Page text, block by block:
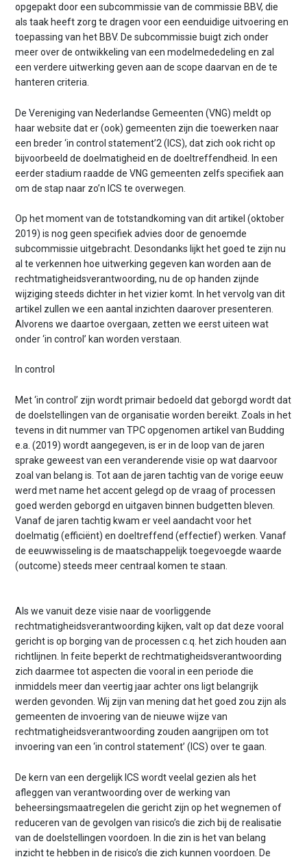
opgepakt door een subcommissie van de commissie BBV, die
als taak heeft zorg te dragen voor een eenduidige uitvoering en
toepassing van het BBV. De subcommissie buigt zich onder
meer over de ontwikkeling van een modelmededeling en zal
een verdere uitwerking geven aan de scope daarvan en de te
hanteren criteria.
De Vereniging van Nederlandse Gemeenten (VNG) meldt op
haar website dat er (ook) gemeenten zijn die toewerken naar
een breder ‘in control statement’2 (ICS), dat zich ook richt op
bijvoorbeeld de doelmatigheid en de doeltreffendheid. In een
eerder stadium raadde de VNG gemeenten zelfs specifiek aan
om de stap naar zo’n ICS te overwegen.
Op het moment van de totstandkoming van dit artikel (oktober
2019) is nog geen specifiek advies door de genoemde
subcommissie uitgebracht. Desondanks lijkt het goed te zijn nu
al te verkennen hoe uitwerking gegeven kan worden aan de
rechtmatigheidsverantwoording, nu de op handen zijnde
wijziging steeds dichter in het vizier komt. In het vervolg van dit
artikel zullen we een aantal inzichten daarover presenteren.
Alvorens we daartoe overgaan, zetten we eerst uiteen wat
onder ‘in control’ kan worden verstaan.
In control
Met ‘in control’ zijn wordt primair bedoeld dat geborgd wordt dat
de doelstellingen van de organisatie worden bereikt. Zoals in het
tevens in dit nummer van TPC opgenomen artikel van Budding
e.a. (2019) wordt aangegeven, is er in de loop van de jaren
sprake geweest van een veranderende visie op wat daarvoor
zoal van belang is. Tot aan de jaren tachtig van de vorige eeuw
werd met name het accent gelegd op de vraag of processen
goed werden geborgd en uitgaven binnen budgetten bleven.
Vanaf de jaren tachtig kwam er veel aandacht voor het
doelmatig (efficiënt) en doeltreffend (effectief) werken. Vanaf
de eeuwwisseling is de maatschappelijk toegevoegde waarde
(outcome) steeds meer centraal komen te staan.
Als we vanuit deze visie naar de voorliggende
rechtmatigheidsverantwoording kijken, valt op dat deze vooral
gericht is op borging van de processen c.q. het zich houden aan
richtlijnen. In feite beperkt de rechtmatigheidsverantwoording
zich daarmee tot aspecten die vooral in een periode die
inmiddels meer dan veertig jaar achter ons ligt belangrijk
werden gevonden. Wij zijn van mening dat het goed zou zijn als
gemeenten de invoering van de nieuwe wijze van
rechtmatigheidsverantwoording zouden aangrijpen om tot
invoering van een ‘in control statement’ (ICS) over te gaan.
De kern van een dergelijk ICS wordt veelal gezien als het
afleggen van verantwoording over de werking van
beheersingsmaatregelen die gericht zijn op het wegnemen of
reduceren van de gevolgen van risico’s die zich bij de realisatie
van de doelstellingen voordoen. In die zin is het van belang
inzicht te hebben in de risico’s die zich kunnen voordoen. De